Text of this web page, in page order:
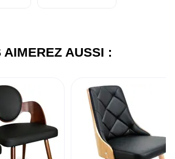
AIMEREZ AUSSI :